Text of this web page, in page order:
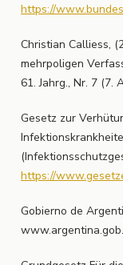
https://
Christian Calliess,
mehrpoligen
61. Jahrg., Nr. 7 (7.
Gesetz zur
https://
Gobierno de